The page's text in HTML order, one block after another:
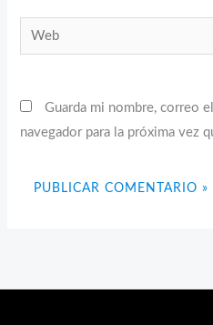
Web
Guarda mi nombre, correo
navegador para la próxima vez